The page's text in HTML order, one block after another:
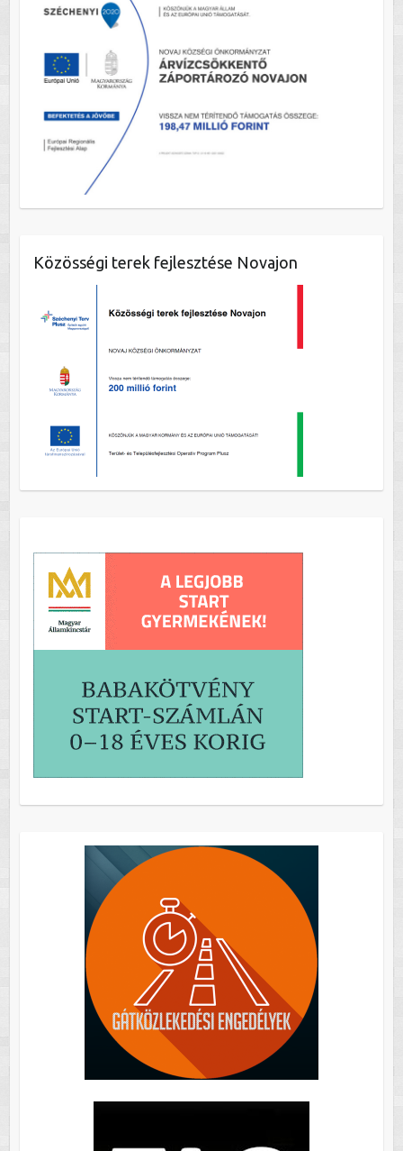
Közösségi terek fejlesztése Novajon